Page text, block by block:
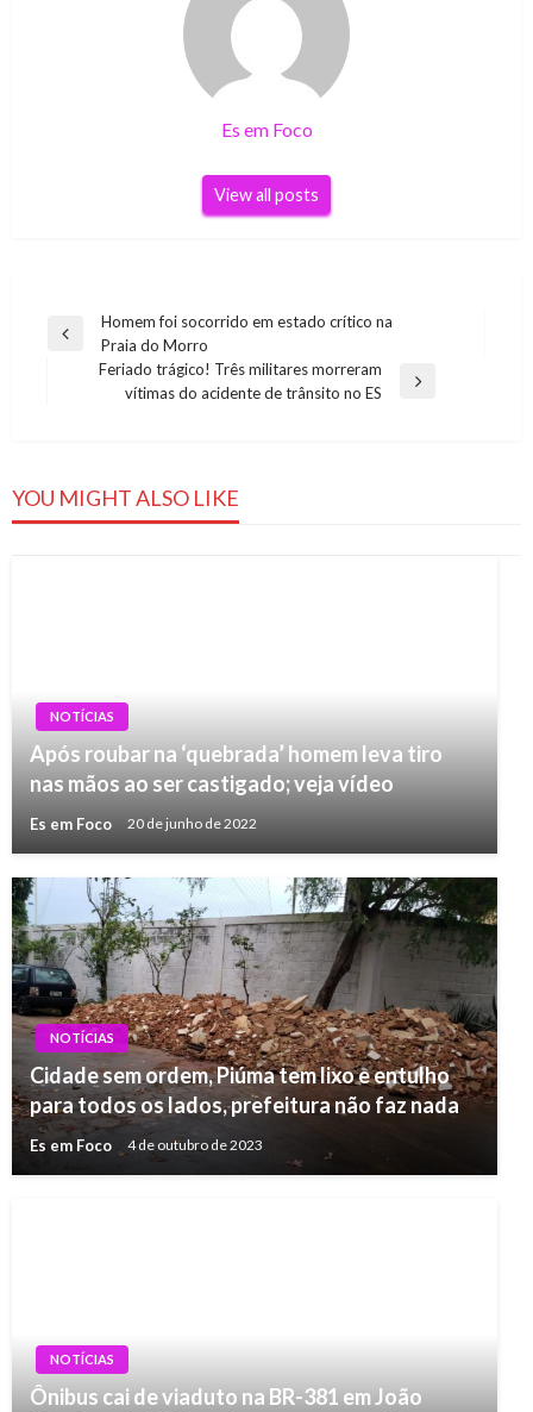
Es em Foco
View all posts
Navegação
Previous
Homem foi socorrido em estado crítico na
Praia do Morro
Feriado trágico! Três militares morreram
vítimas do acidente de trânsito no ES
YOU MIGHT ALSO LIKE
NOTÍCIAS
Após roubar na ‘quebrada’ homem leva tiro
nas mãos ao ser castigado; veja vídeo
Es em Foco 20 de junho de 2022
NOTÍCIAS
Cidade sem ordem, Piúma tem lixo e entulho
para todos os lados, prefeitura não faz nada
Es em Foco 4 de outubro de 2023
NOTÍCIAS
Ônibus cai de viaduto na BR-381 em João